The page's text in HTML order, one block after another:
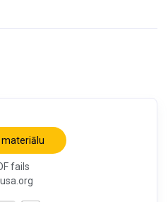
materiālu
fails